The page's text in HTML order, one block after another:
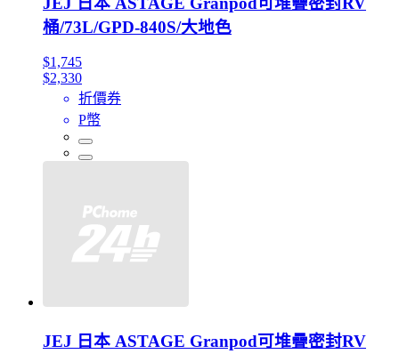
桶/73L/GPD-840S/大地色
$1,745
$2,330
折價券
P幣
JEJ 日本 ASTAGE Granpod可堆疊密封RV